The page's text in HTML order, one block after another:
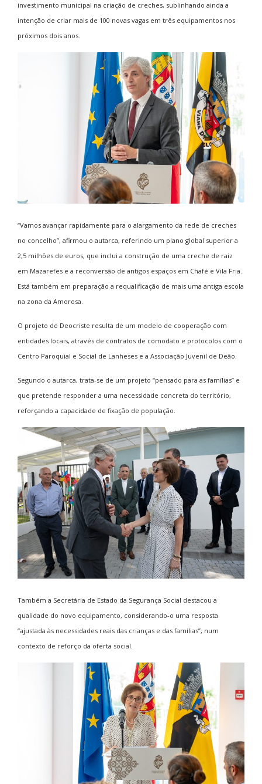
investimento municipal na criação de creches, sublinhando ainda a
intenção de criar mais de 100 novas vagas em três equipamentos nos
próximos dois anos.
“Vamos avançar rapidamente para o alargamento da rede de creches
no concelho”, afirmou o autarca, referindo um plano global superior a
2,5 milhões de euros, que inclui a construção de uma creche de raiz
em Mazarefes e a reconversão de antigos espaços em Chafé e Vila Fria.
Está também em preparação a requalificação de mais uma antiga escola
na zona da Amorosa.
O projeto de Deocriste resulta de um modelo de cooperação com
entidades locais, através de contratos de comodato e protocolos com o
Centro Paroquial e Social de Lanheses e a Associação Juvenil de Deão.
Segundo o autarca, trata-se de um projeto “pensado para as famílias” e
que pretende responder a uma necessidade concreta do território,
reforçando a capacidade de fixação de população.
Também a Secretária de Estado da Segurança Social destacou a
qualidade do novo equipamento, considerando-o uma resposta
“ajustada às necessidades reais das crianças e das famílias”, num
contexto de reforço da oferta social.